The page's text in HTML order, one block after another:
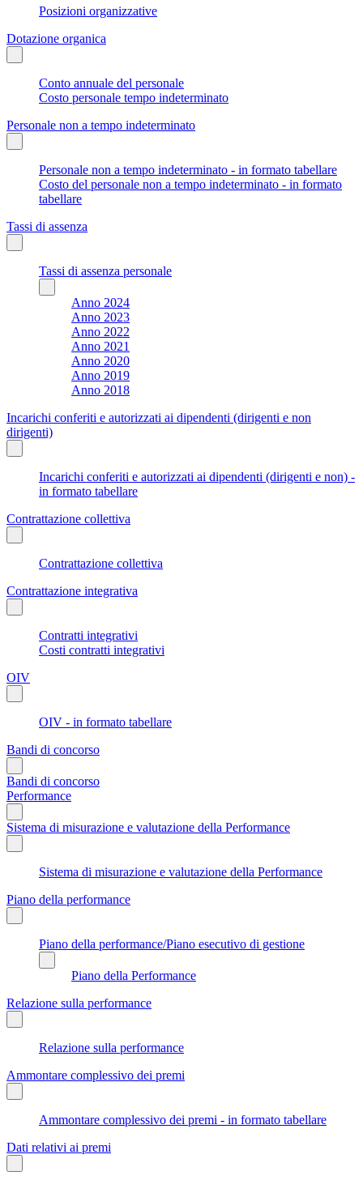
Posizioni organizzative
Dotazione organica
Conto annuale del personale
Costo personale tempo indeterminato
Personale non a tempo indeterminato
Personale non a tempo indeterminato - in formato tabellare
Costo del personale non a tempo indeterminato - in formato
tabellare
Tassi di assenza
Tassi di assenza personale
Anno 2024
Anno 2023
Anno 2022
Anno 2021
Anno 2020
Anno 2019
Anno 2018
Incarichi conferiti e autorizzati ai dipendenti (dirigenti e non
dirigenti)
Incarichi conferiti e autorizzati ai dipendenti (dirigenti e non) -
in formato tabellare
Contrattazione collettiva
Contrattazione collettiva
Contrattazione integrativa
Contratti integrativi
Costi contratti integrativi
OIV
OIV - in formato tabellare
Bandi di concorso
Bandi di concorso
Performance
Sistema di misurazione e valutazione della Performance
Sistema di misurazione e valutazione della Performance
Piano della performance
Piano della performance/Piano esecutivo di gestione
Piano della Performance
Relazione sulla performance
Relazione sulla performance
Ammontare complessivo dei premi
Ammontare complessivo dei premi - in formato tabellare
Dati relativi ai premi